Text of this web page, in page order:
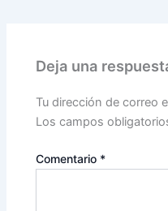
Deja una
Tu dirección de correo
Los campos
Comentario *